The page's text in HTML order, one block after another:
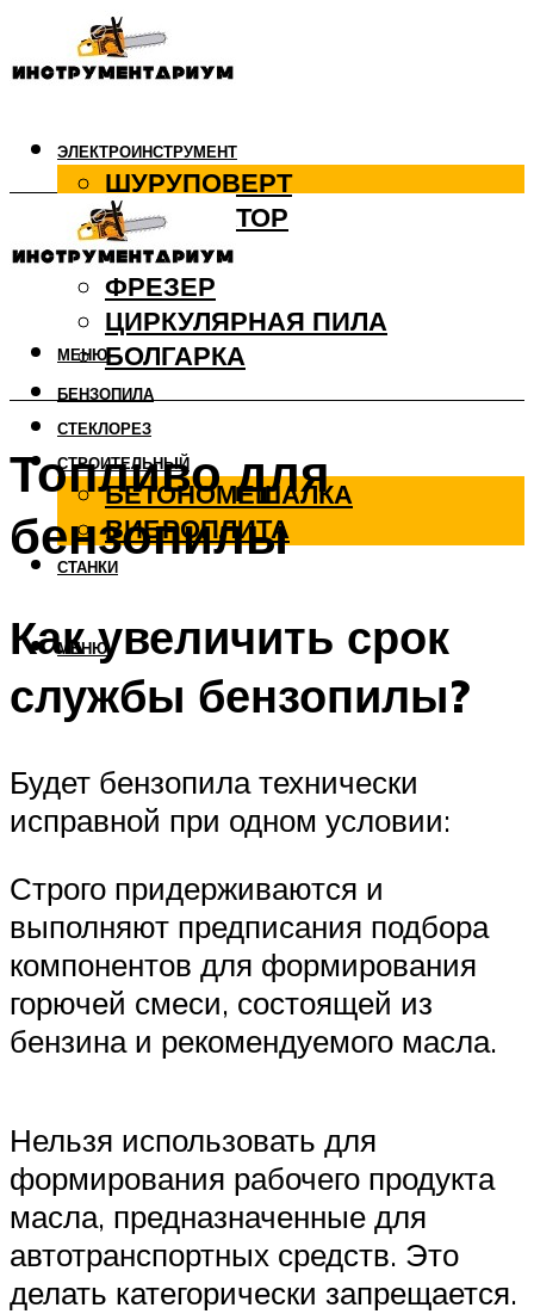
ЭЛЕКТРОИНСТРУМЕНТ
ШУРУПОВЕРТ
ПЕРФОРАТОР
ДРЕЛЬ
ФРЕЗЕР
ЦИРКУЛЯРНАЯ ПИЛА
БОЛГАРКА
БЕНЗОПИЛА
СТЕКЛОРЕЗ
СТРОИТЕЛЬНЫЙ
БЕТОНОМЕШАЛКА
ВИБРОПЛИТА
СТАНКИ
МЕНЮ
МЕНЮ
Топливо для
бензопилы
Как увеличить срок
службы бензопилы?
Будет бензопила технически
исправной при одном условии:
Строго придерживаются и
выполняют предписания подбора
компонентов для формирования
горючей смеси, состоящей из
бензина и рекомендуемого масла.
Нельзя использовать для
формирования рабочего продукта
масла, предназначенные для
автотранспортных средств. Это
делать категорически запрещается.